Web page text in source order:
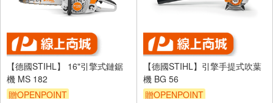
【德國STIHL】 16"引擎式鏈鋸
機 MS 182
贈OPENPOINT
【德國STIHL】引擎手提式吹葉
機 BG 56
贈OPENPOINT